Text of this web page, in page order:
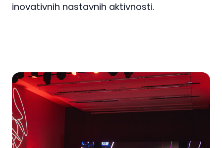
inovativnih nastavnih aktivnosti.